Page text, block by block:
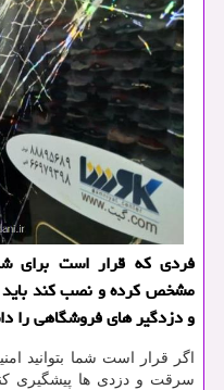
فردی كه قرار است برای
مشخص كرده و نصب كند باید
و دزدگیر های فروشگاهی را
اگر قرار است شما بتوانید
سرقت و دزدی ها پیشگیری